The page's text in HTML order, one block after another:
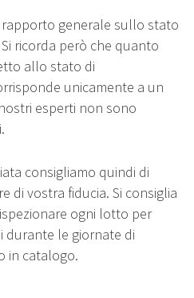
generale sullo stato
ricorda però che quanto
allo stato di
unicamente a un
esperti non sono
consigliamo quindi di
di vostra fiducia. Si consiglia
ogni lotto per
durante le giornate di
in catalogo.